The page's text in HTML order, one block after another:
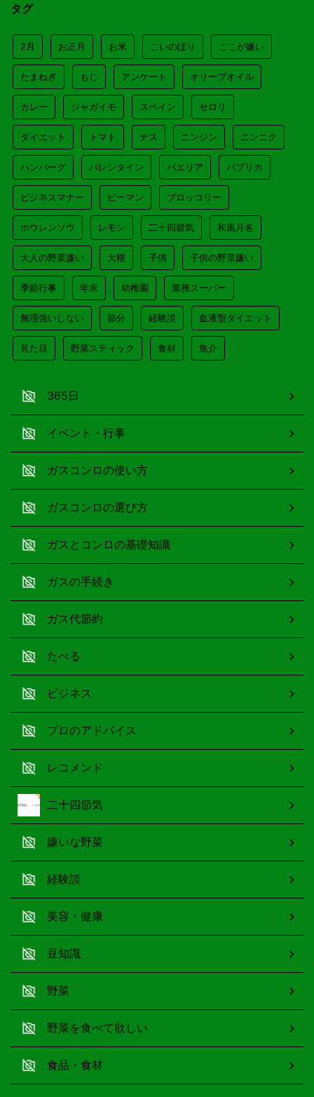
タグ
2月 お正月 お米 こいのぼり ここが嫌い
たまねぎ もじ アンケート オリーブオイル
カレー ジャガイモ スペイン セロリ
ダイエット トマト ナス ニンジン ニンニク
ハンバーグ バレンタイン パエリア パプリカ
ビジネスマナー ピーマン ブロッコリー
ホウレンソウ レモン 二十四節気 和風月名
大人の野菜嫌い 大根 子供 子供の野菜嫌い
季節行事 年末 幼稚園 業務スーパー
無理強いしない 節分 経験談 血液型ダイエット
見た目 野菜スティック 食材 魚介
365日
イベント・行事
ガスコンロの使い方
ガスコンロの選び方
ガスとコンロの基礎知識
ガスの手続き
ガス代節約
たべる
ビジネス
プロのアドバイス
レコメンド
二十四節気
嫌いな野菜
経験談
美容・健康
豆知識
野菜
野菜を食べて欲しい
食品・食材